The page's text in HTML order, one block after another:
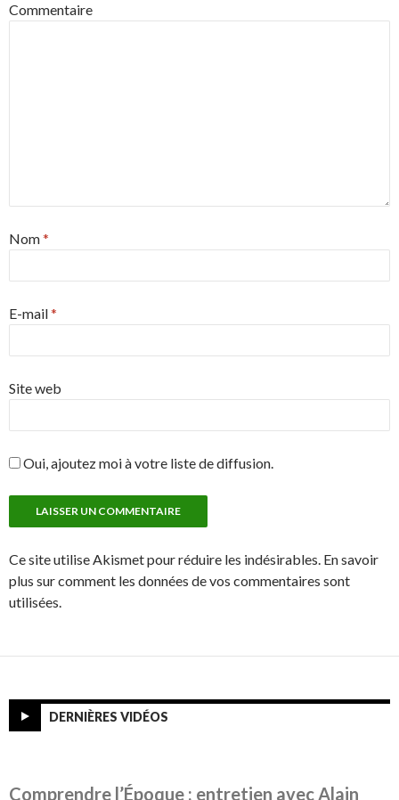
Commentaire
Nom*
E-mail*
Site web
Oui, ajoutez moi à votre liste de diffusion.
Ce site utilise Akismet pour réduire les indésirables. En savoir
plus sur comment les données de vos commentaires sont
utilisées.
DERNIÈRES VIDÉOS
Comprendre l’Époque : entretien avec Alain